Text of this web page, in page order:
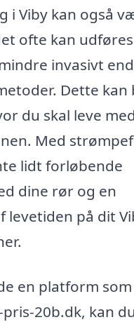
i Viby kan også
ofte kan udføres
invasivt end
Dette kan
du skal leve
Med
lidt forløbende
dine rør og en
på dit
en platform
20b.dk, kan